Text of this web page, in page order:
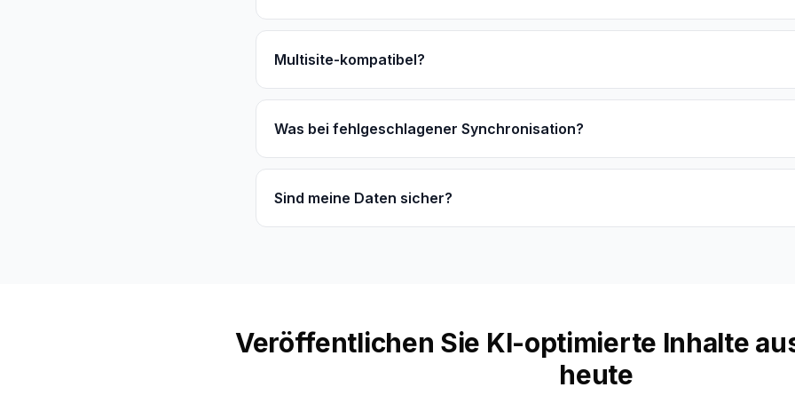
Multisite-kompatibel?
Was bei fehlgeschlagener Synchronisation?
Sind meine Daten sicher?
Veröffentlichen Sie KI-optimierte Inhalte
heute